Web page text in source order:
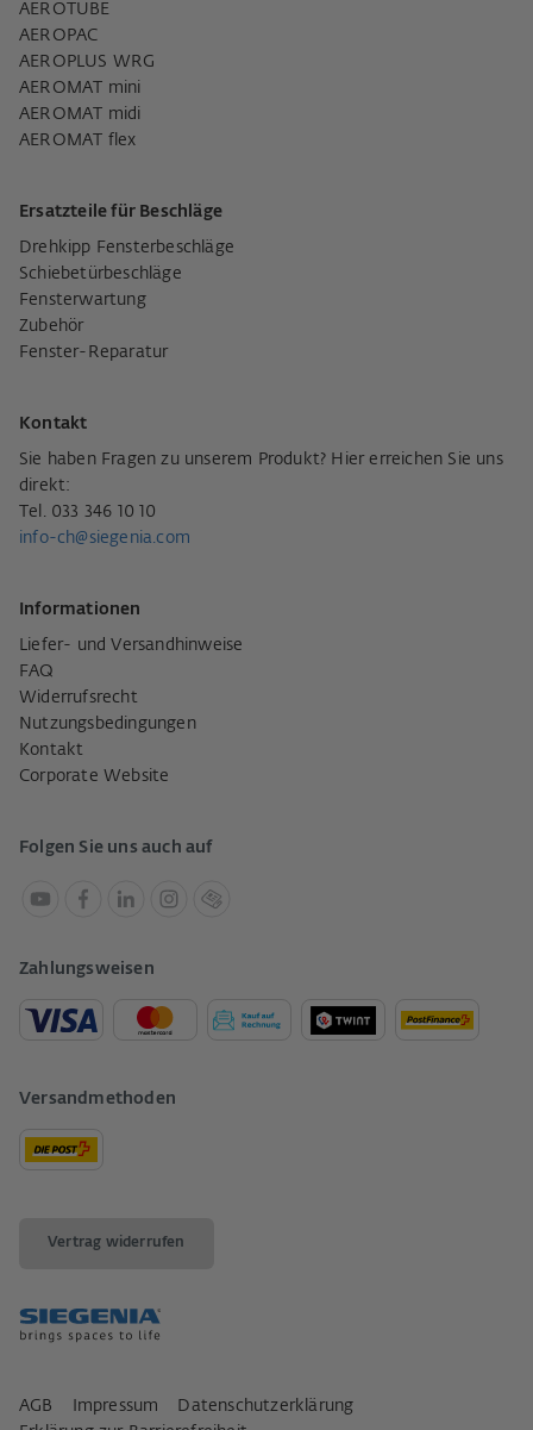
AEROTUBE
AEROPAC
AEROPLUS WRG
AEROMAT mini
AEROMAT midi
AEROMAT flex
Ersatzteile für Beschläge
Drehkipp Fensterbeschläge
Schiebetürbeschläge
Fensterwartung
Zubehör
Fenster-Reparatur
Kontakt
Sie haben Fragen zu unserem Produkt? Hier erreichen Sie uns
direkt:
Tel. 033 346 10 10
info-ch@siegenia.com
Informationen
Liefer- und Versandhinweise
FAQ
Widerrufsrecht
Nutzungsbedingungen
Kontakt
Corporate Website
Folgen Sie uns auch auf
Zahlungsweisen
Versandmethoden
Vertrag widerrufen
AGB Impressum
Datenschutzerklärung